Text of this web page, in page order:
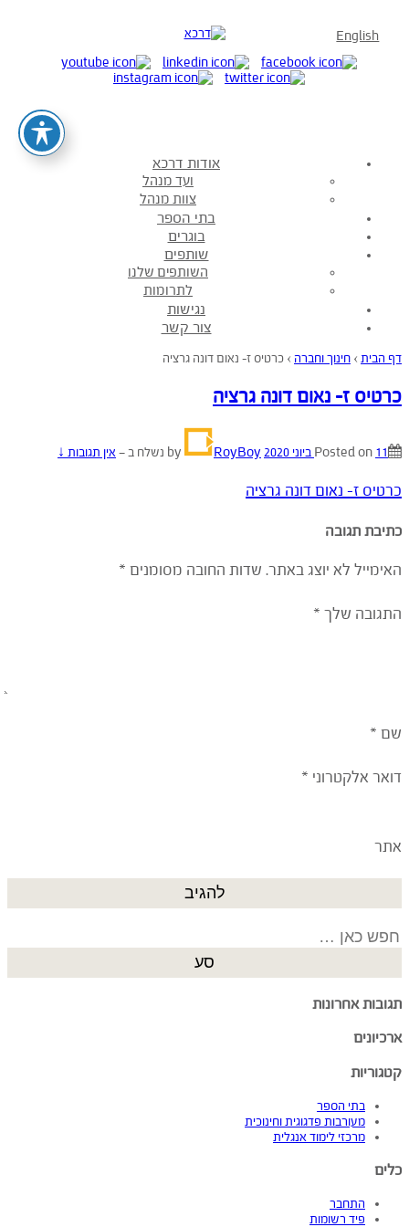
English
אודות דרכא
ועד מנהל
צוות מנהל
בתי הספר
בוגרים
שותפים
השותפים שלנו
לתרומות
נגישות
צור קשר
דף הבית › חינוך וחברה › כרטיס ז- נאום דונה גרציה
כרטיס ז- נאום דונה גרציה
Posted on 11 ביוני 2020 RoyBoy נשלח ב—אין תגובות ↓
כרטיס ז- נאום דונה גרציה
כתיבת תגובה
האימייל לא יוצג באתר. שדות החובה מסומנים *
התגובה שלך *
שם *
דואר אלקטרוני *
אתר
Search
for:
תגובות אחרונות
ארכיונים
קטגוריות
בתי הספר
מעורבות פדגוגית וחינוכית
מרכזי לימוד אנגלית
כלים
התחבר
פיד רשומות